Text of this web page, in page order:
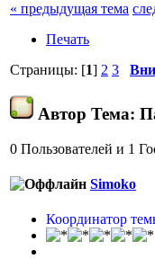
« предыдущая тема
Печать
Страницы: [1] 2 3
Автор Тема:
0 Пользователей и 1
Simoko
Координатор